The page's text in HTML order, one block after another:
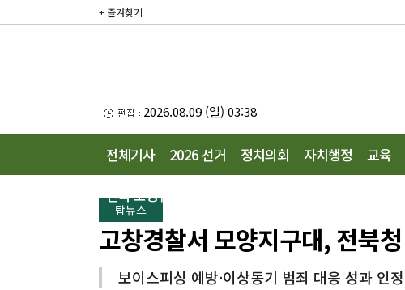
+ 즐겨찾기
2026.08.09 (일) 03:38
전체기사 2026 선거 정치의회 자치행정 교육
전북 도정뉴스
탑뉴스
고창경찰서 모양지구대, 전북
보이스피싱 예방·이상동기 범죄 대응 성과 인정